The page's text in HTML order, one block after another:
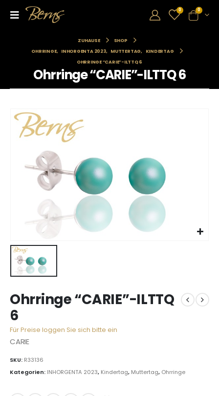
0 0
ZUHAUSE
SHOP
OHRRINGE, INHORGENTA 2023, MUTTERTAG,
KINDERTAG
OHRRINGE “CARIE”-ILTTQ 6
Ohrringe “CARIE”-ILTTQ 6
Ohrringe “CARIE”-ILTTQ
6
Für Preise loggen Sie sich bitte ein
CARIE
SKU: R33136
Kategorien: INHORGENTA 2023, Kindertag, Muttertag, Ohrringe